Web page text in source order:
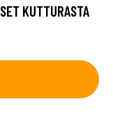
KUTTURASTA